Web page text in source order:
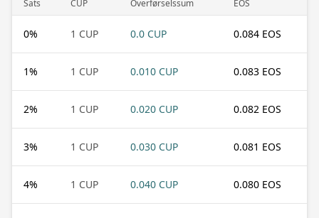
Sats CUP Overførselssum EOS
0% 1 CUP 0.0 CUP 0.084 EOS
1% 1 CUP 0.010 CUP 0.083 EOS
2% 1 CUP 0.020 CUP 0.082 EOS
3% 1 CUP 0.030 CUP 0.081 EOS
4% 1 CUP 0.040 CUP 0.080 EOS